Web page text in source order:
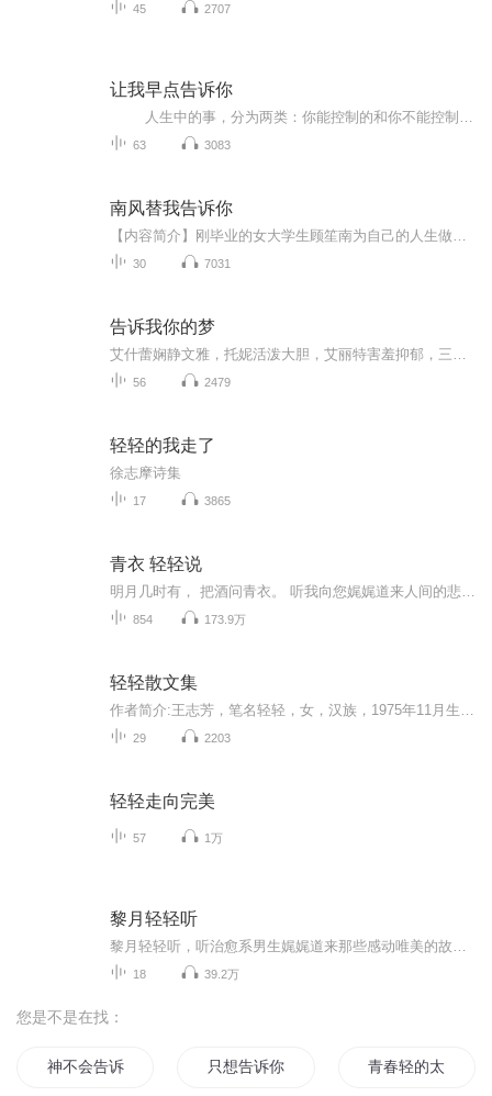
45 2707
让我早点告诉你
63 3083
南风替我告诉你
30 7031
告诉我你的梦
56 2479
轻轻的我走了
徐志摩诗集
17 3865
青衣 轻轻说
854 173.9万
轻轻散文集
29 2203
轻轻走向完美
57 1万
黎月轻轻听
18 39.2万
您是不是在找：
神不会告诉你 只想告诉你 青春轻的太重